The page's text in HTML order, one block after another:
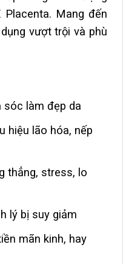
Mang đến
vượt trội và phù
sóc làm đẹp da
hiệu lão hóa, nếp
thẳng, stress, lo
lý bị suy giảm
mãn kinh, hay